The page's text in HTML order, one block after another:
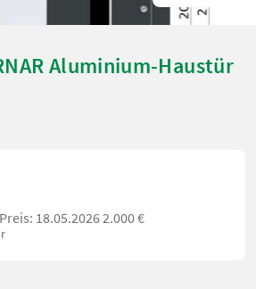
Aluminium-Haustür
18.05.2026 2.000 €